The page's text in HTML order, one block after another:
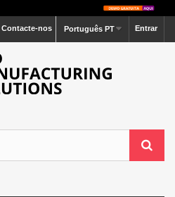
Entrar
Português PT
Contacte-nos